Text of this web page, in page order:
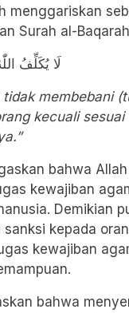
menggariskan
Surah al-
لَا يُكَلِّفُ
tidak membebani
kecuali sesuai
bahwa
kewajiban
Demikian
sanksi kepada
kewajiban
bahwa